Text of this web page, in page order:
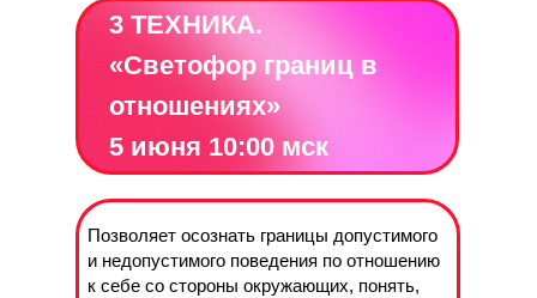
Позволяет осознать границы допустимого
и недопустимого поведения по отношению
к себе со стороны окружающих, понять,
3 ТЕХНИКА.
«Светофор границ в
отношениях»
5 июня 10:00 мск